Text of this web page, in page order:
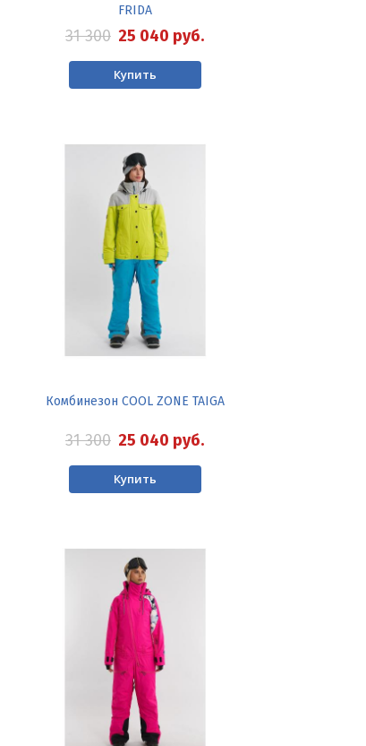
FRIDA
31 300 25 040 руб.
Купить
Комбинезон COOL ZONE TAIGA
31 300 25 040 руб.
Купить